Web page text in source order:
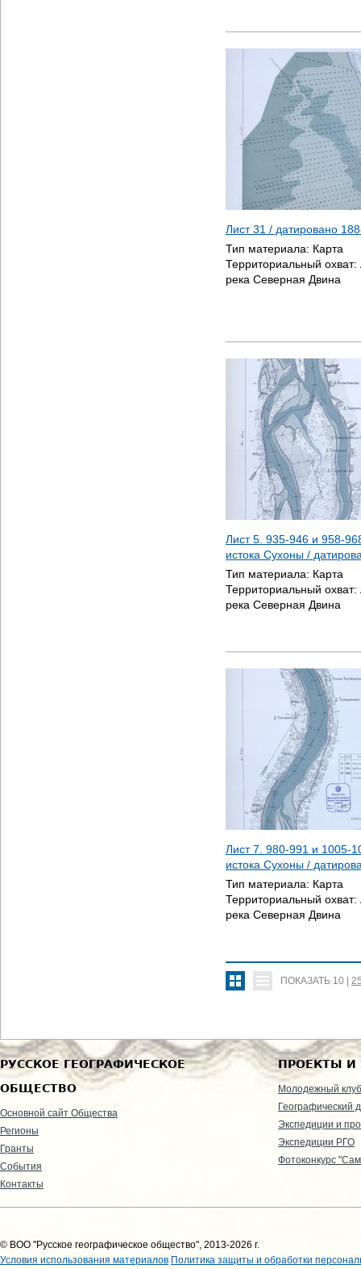
Лист 31 / датировано
Тип материала: Карта
Территориальный охват:
река Северная Двина
Лист 5. 935-946 и 958-
истока Сухоны /
Тип материала: Карта
Территориальный охват:
река Северная Двина
Лист 7. 980-991 и 1005-
истока Сухоны /
Тип материала: Карта
Территориальный охват:
река Северная Двина
ПОКАЗАТЬ 10
РУССКОЕ ГЕОГРАФИЧЕСКОЕ
ОБЩЕСТВО
Основной сайт Общества
Регионы
Гранты
События
Контакты
ПРОЕКТЫ И
Молодежный клуб
Географический
Экспедиции и
Экспедиции РГО
Фотоконкурс
© ВОО "Русское географическое общество", 2013-2026 г.
Условия использования материалов Политика защиты и обработки